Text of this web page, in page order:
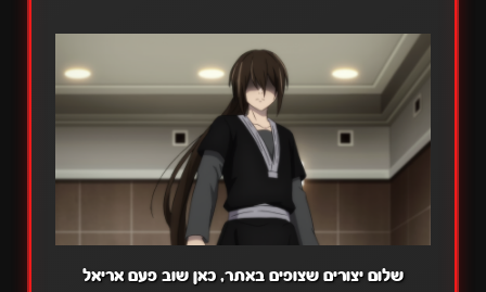
שלום יצורים שצופים באתר, כאן שוב פעם אריאל